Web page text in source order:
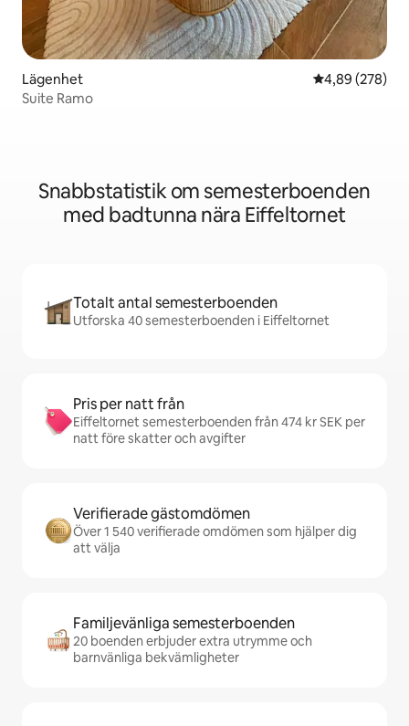
Lägenhet 4,89 av 5 i
4,89 (278)
Suite Ramo
Snabbstatistik om semesterboenden
med badtunna nära Eiffeltornet
Totalt antal semesterboenden
Utforska 40 semesterboenden i Eiffeltornet
Pris per natt från
Eiffeltornet semesterboenden från 474 kr SEK per
natt före skatter och avgifter
Verifierade gästomdömen
Över 1 540 verifierade omdömen som hjälper dig
att välja
Familjevänliga semesterboenden
20 boenden erbjuder extra utrymme och
barnvänliga bekvämligheter